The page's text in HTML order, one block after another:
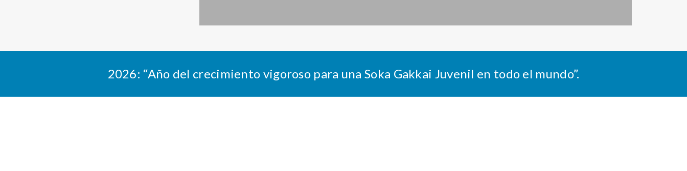
2026: “Año del crecimiento vigoroso para una Soka Gakkai Juvenil en todo el mundo”.